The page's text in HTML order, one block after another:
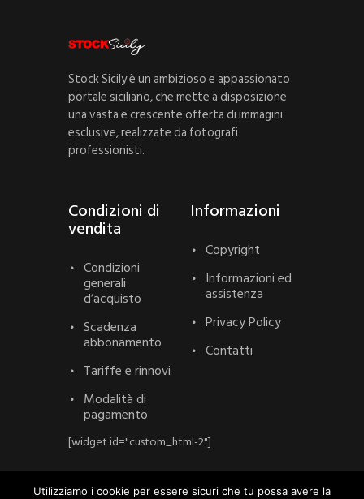
Stock Sicily è un ambizioso e appassionato
portale siciliano, che mette a disposizione
una vasta e crescente offerta di immagini
esclusive, realizzate da fotografi
professionisti.
Condizioni di
vendita
Condizioni
generali
d’acquisto
Scadenza
abbonamento
Tariffe e rinnovi
Modalità di
pagamento
Informazioni
Copyright
Informazioni ed
assistenza
Privacy Policy
Contatti
[widget id="custom_html-2"]
Utilizziamo i cookie per essere sicuri che tu possa avere la